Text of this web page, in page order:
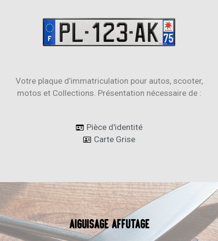
Votre plaque d’immatriculation pour autos, scooter,
motos et Collections. Présentation nécessaire de :
Pièce d'identité
Carte Grise
Aiguisage Affûtage